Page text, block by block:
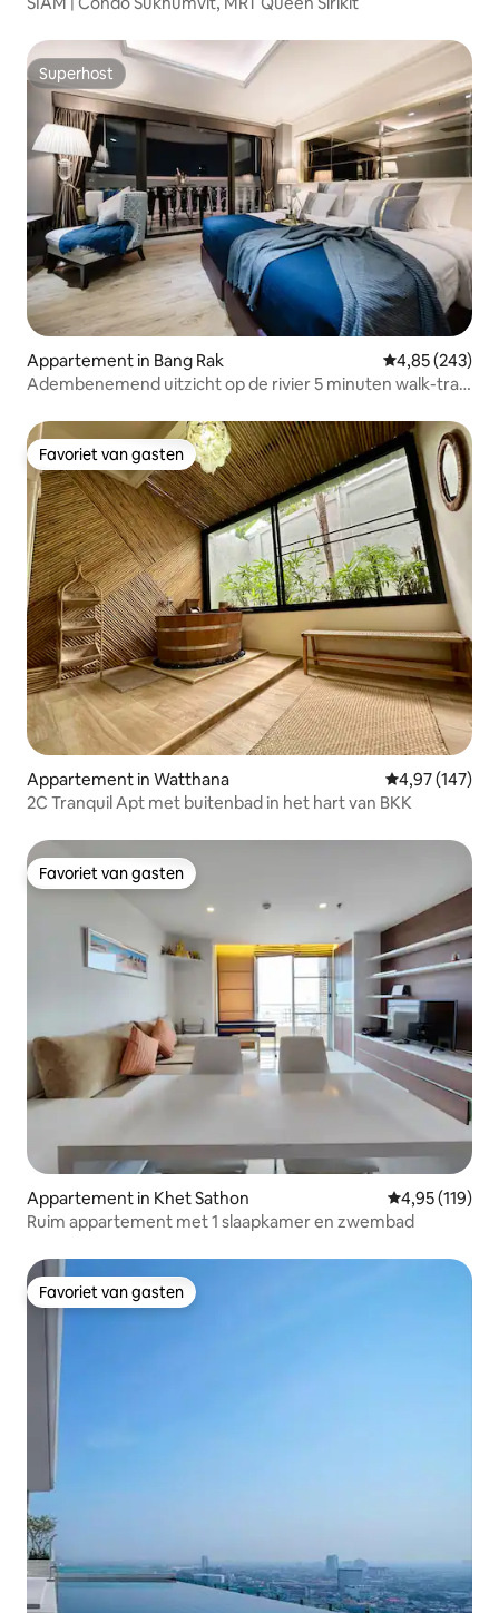
Superhost
Superhost
Appartement in Bang Rak Gemiddelde
4,85 (243)
Adembenemend uitzicht op de rivier 5 minuten walk-train
Favoriet van gasten
Favoriet van gasten
Appartement in Watthana Gemiddelde
4,97 (147)
2C Tranquil Apt met buitenbad in het hart van BKK
Favoriet van gasten
Favoriet van gasten
Appartement in Khet Sathon Gemiddelde
4,95 (119)
Ruim appartement met 1 slaapkamer en zwembad
Favoriet van gasten
Favoriet van gasten